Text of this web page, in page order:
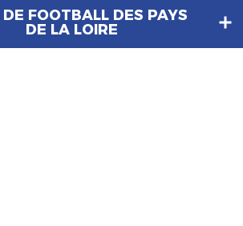
DE FOOTBALL DES PAYS
DE LA LOIRE